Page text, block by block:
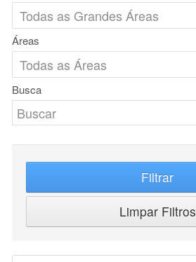
Áreas
Busca
Filtrar
Limpar Filtros